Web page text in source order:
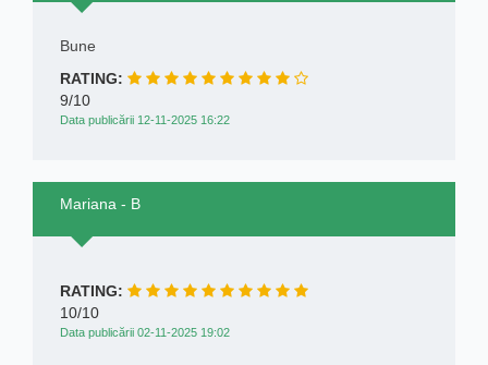
Bune
RATING:
9/10
Data publicării 12-11-2025 16:22
Mariana - B
RATING:
10/10
Data publicării 02-11-2025 19:02